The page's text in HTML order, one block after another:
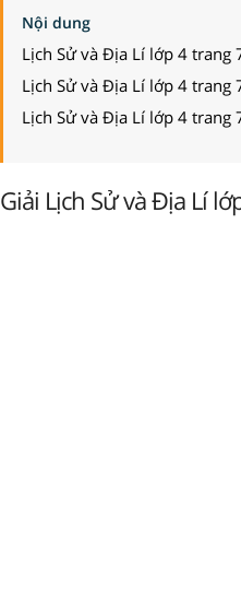
Nội dung
Lịch Sử và Địa Lí lớp 4 trang
Lịch Sử và Địa Lí lớp 4 trang
Lịch Sử và Địa Lí lớp 4 trang
Giải Lịch Sử và Địa Lí